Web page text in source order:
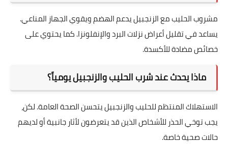
مشروب الحليب مع الزنجبيل يدعم الهضم ويقوي الجهاز المناعي.
يساعد في تقليل أعراض نزلات البرد والإنفلونزا. كما يحتوي على
خصائص مضادة للأكسدة.
ماذا يحدث عند شرب الحليب والزنجبيل يومياً؟
الاستهلاك المنتظم للحليب والزنجبيل يتحسن الصحة العامة. لكن،
يجب توخي الحذر للأشخاص الذين قد يتعرضون لأثار جانبية أو لديهم
حالات صحية خاصة.